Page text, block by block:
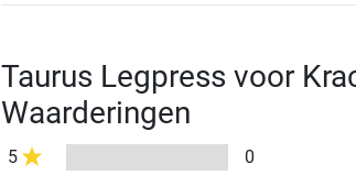
Taurus Legpress voor
Waarderingen
5
0